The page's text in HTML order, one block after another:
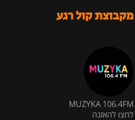
מקבוצת קול רגע
MUZYKA 106.4FM
לחצו להאזנה